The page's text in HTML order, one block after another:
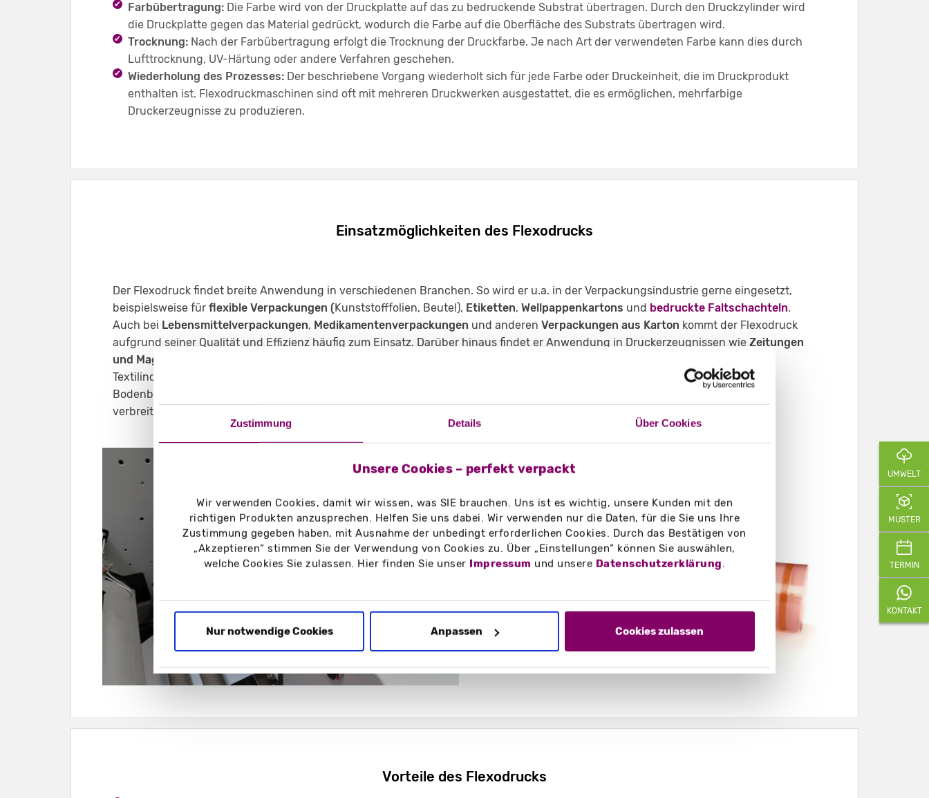
Zustimmung Details Über Cookies
Unsere Cookies – perfekt verpackt
Wir verwenden Cookies, damit wir wissen, was SIE brauchen. Uns ist es wichtig, unsere Kunden mit den
richtigen Produkten anzusprechen. Helfen Sie uns dabei. Wir verwenden nur die Daten, für die Sie uns Ihre
Zustimmung gegeben haben, mit Ausnahme der unbedingt erforderlichen Cookies. Durch das Bestätigen von
„Akzeptieren“ stimmen Sie der Verwendung von Cookies zu. Über „Einstellungen“ können Sie auswählen,
welche Cookies Sie zulassen. Hier finden Sie unser Impressum und unsere Datenschutzerklärung.
Nur notwendige Cookies Anpassen Cookies zulassen
Farbübertragung: Die Farbe wird von der Druckplatte auf das zu bedruckende Substrat übertragen. Durch den Druckzylinder wird
die Druckplatte gegen das Material gedrückt, wodurch die Farbe auf die Oberfläche des Substrats übertragen wird.
Trocknung: Nach der Farbübertragung erfolgt die Trocknung der Druckfarbe. Je nach Art der verwendeten Farbe kann dies durch
Lufttrocknung, UV-Härtung oder andere Verfahren geschehen.
Wiederholung des Prozesses: Der beschriebene Vorgang wiederholt sich für jede Farbe oder Druckeinheit, die im Druckprodukt
enthalten ist. Flexodruckmaschinen sind oft mit mehreren Druckwerken ausgestattet, die es ermöglichen, mehrfarbige
Druckerzeugnisse zu produzieren.
Einsatzmöglichkeiten des Flexodrucks
Der Flexodruck findet breite Anwendung in verschiedenen Branchen. So wird er u.a. in der Verpackungsindustrie gerne eingesetzt,
beispielsweise für flexible Verpackungen (Kunststofffolien, Beutel), Etiketten, Wellpappenkartons und bedruckte Faltschachteln.
Auch bei Lebensmittelverpackungen, Medikamentenverpackungen und anderen Verpackungen aus Karton kommt der Flexodruck
aufgrund seiner Qualität und Effizienz häufig zum Einsatz. Darüber hinaus findet er Anwendung in Druckerzeugnissen wie Zeitungen
und Magazinen
Textilindustrie für
und dem Druck von
Bodenbelägen sowie bei
verbreitet.
Vorteile des Flexodrucks
UMWELT
MUSTER
TERMIN
KONTAKT